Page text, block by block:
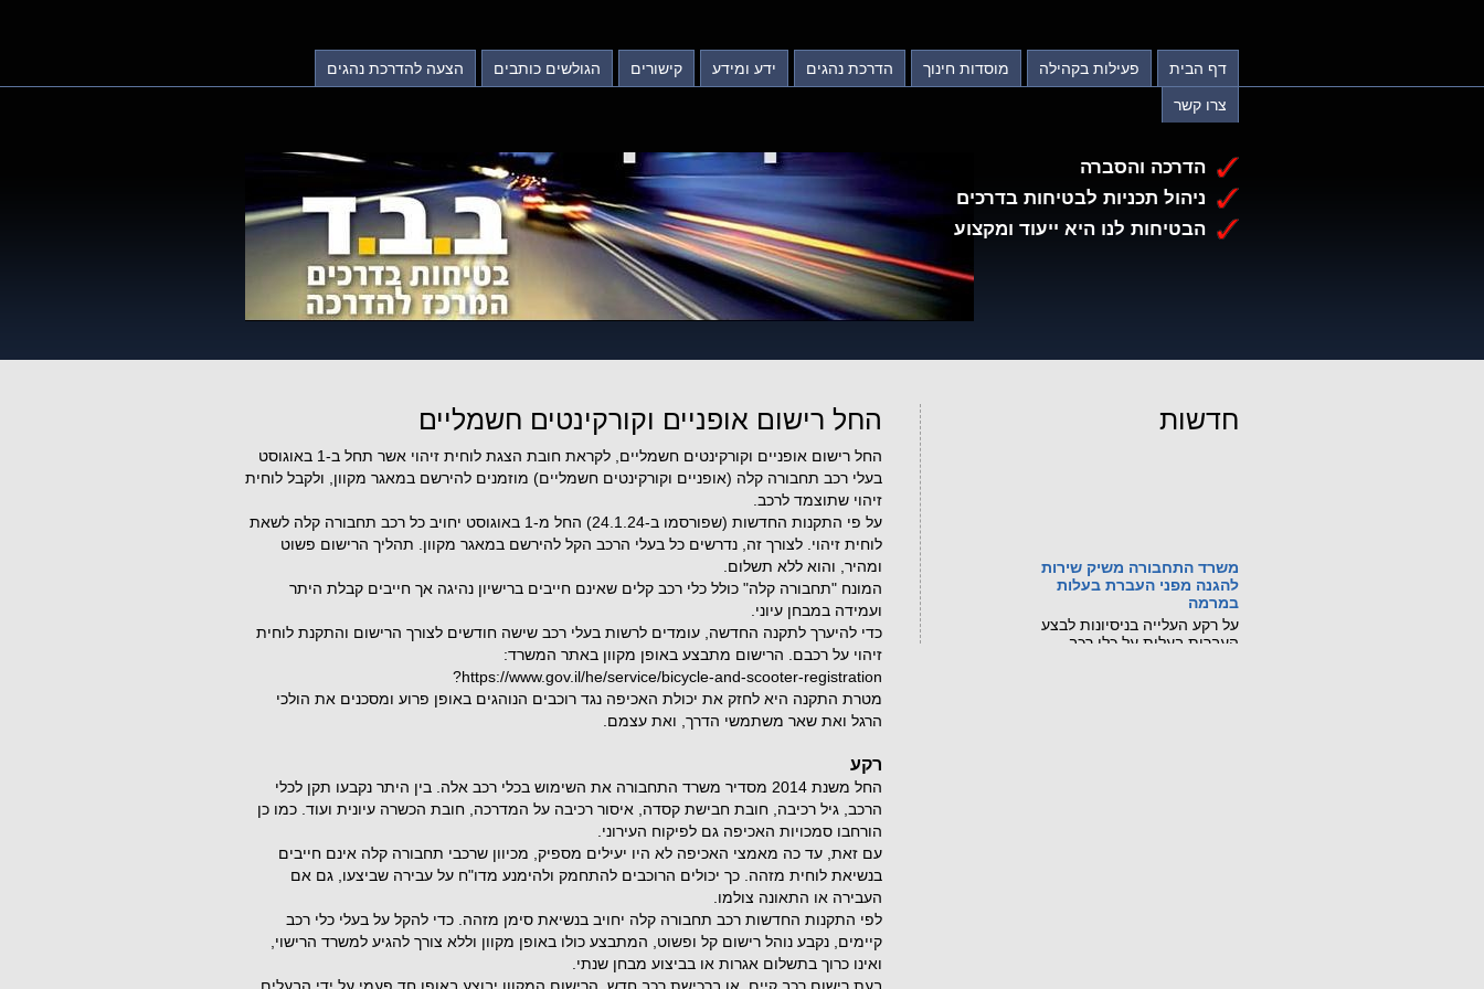
דף הבית פעילות בקהילה מוסדות חינוך הדרכת נהגים ידע ומידע קישורים הגולשים כותבים הצעה להדרכת נהגים
צרו קשר
הדרכה והסברה
ניהול תכניות לבטיחות בדרכים
הבטיחות לנו היא ייעוד ומקצוע
החל רישום אופניים וקורקינטים חשמליים
החל רישום אופניים וקורקינטים חשמליים, לקראת חובת הצגת לוחית זיהוי אשר תחל ב-1 באוגוסט
בעלי רכב תחבורה קלה (אופניים וקורקינטים חשמליים) מוזמנים להירשם במאגר מקוון, ולקבל לוחית
זיהוי שתוצמד לרכב.
על פי התקנות החדשות (שפורסמו ב-24.1.24) החל מ-1 באוגוסט יחויב כל רכב תחבורה קלה לשאת
לוחית זיהוי. לצורך זה, נדרשים כל בעלי הרכב הקל להירשם במאגר מקוון. תהליך הרישום פשוט
ומהיר, והוא ללא תשלום.
המונח "תחבורה קלה" כולל כלי רכב קלים שאינם חייבים ברישיון נהיגה אך חייבים קבלת היתר
ועמידה במבחן עיוני.
כדי להיערך לתקנה החדשה, עומדים לרשות בעלי רכב שישה חודשים לצורך הרישום והתקנת לוחית
זיהוי על רכבם. הרישום מתבצע באופן מקוון באתר המשרד:
https://www.gov.il/he/service/bicycle-and-scooter-registration?
מטרת התקנה היא לחזק את יכולת האכיפה נגד רוכבים הנוהגים באופן פרוע ומסכנים את הולכי
הרגל ואת שאר משתמשי הדרך, ואת עצמם.
רקע
החל משנת 2014 מסדיר משרד התחבורה את השימוש בכלי רכב אלה. בין היתר נקבעו תקן לכלי
הרכב, גיל רכיבה, חובת חבישת קסדה, איסור רכיבה על המדרכה, חובת הכשרה עיונית ועוד. כמו כן
הורחבו סמכויות האכיפה גם לפיקוח העירוני.
עם זאת, עד כה מאמצי האכיפה לא היו יעילים מספיק, מכיוון שרכבי תחבורה קלה אינם חייבים
בנשיאת לוחית מזהה. כך יכולים הרוכבים להתחמק ולהימנע מדו"ח על עבירה שביצעו, גם אם
העבירה או התאונה צולמו.
לפי התקנות החדשות רכב תחבורה קלה יחויב בנשיאת סימן מזהה. כדי להקל על בעלי כלי רכב
קיימים, נקבע נוהל רישום קל ופשוט, המתבצע כולו באופן מקוון וללא צורך להגיע למשרד הרישוי,
ואינו כרוך בתשלום אגרות או בביצוע מבחן שנתי.
חדשות
משרד התחבורה משיק שירות
להגנה מפני העברת בעלות
במרמה
על רקע העלייה בניסיונות לבצע
העברות בעלות על כלי רכב